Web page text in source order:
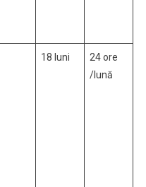
18 luni
24 ore
/lună